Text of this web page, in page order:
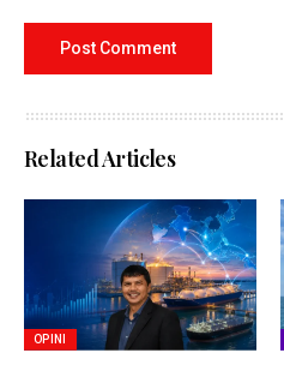
Related Articles
OPINI